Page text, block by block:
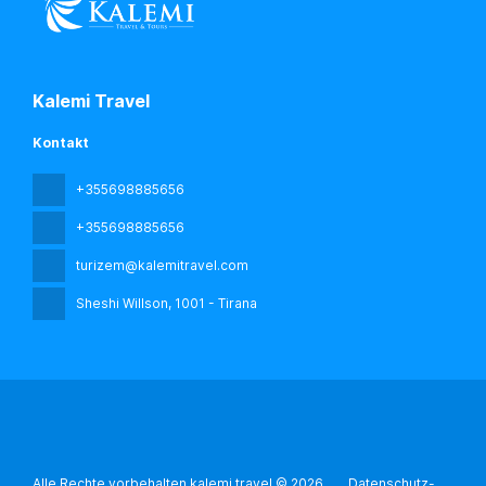
Kalemi Travel
Kontakt
+355698885656
+355698885656
turizem@kalemitravel.com
Sheshi Willson, 1001 - Tirana